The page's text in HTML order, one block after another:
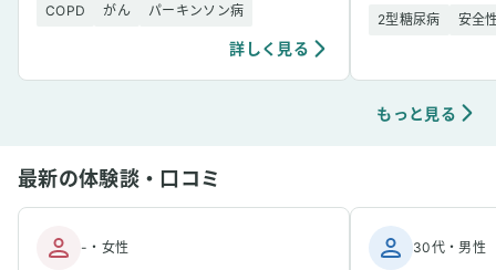
COPD
がん パーキンソン病
詳しく見る
2型糖尿病 安全
もっと見る
最新の体験談・口コミ
- ・ 女性 30代・男性